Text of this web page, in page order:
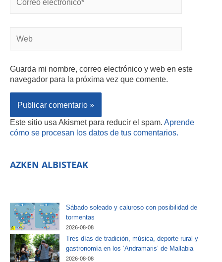
Guarda mi nombre, correo electrónico y web en este
navegador para la próxima vez que comente.
Este sitio usa Akismet para reducir el spam. Aprende
cómo se procesan los datos de tus comentarios.
AZKEN ALBISTEAK
Sábado soleado y caluroso con posibilidad de
tormentas
2026-08-08
Tres días de tradición, música, deporte rural y
gastronomía en los ‘Andramaris’ de Mallabia
2026-08-08